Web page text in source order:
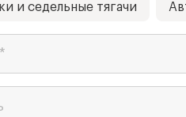
и седельные тягачи